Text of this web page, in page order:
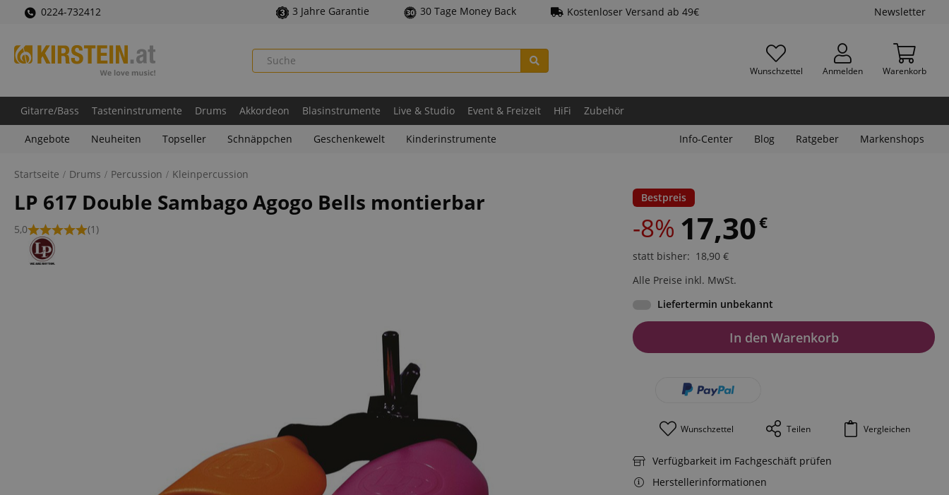
0224-732412 3 Jahre Garantie 30 Tage Money Back Kostenloser Versand ab 49€ Newsletter
Wunschzettel Anmelden Warenkorb
Gitarre/Bass Tasteninstrumente Drums Akkordeon Blasinstrumente Live & Studio Event & Freizeit HiFi Zubehör
Angebote Neuheiten Topseller Schnäppchen Geschenkewelt Kinderinstrumente Info-Center Blog Ratgeber Markenshops
Startseite Drums Percussion Kleinpercussion
LP 617 Double Sambago Agogo Bells montierbar
5,0 (1)
Bestpreis
-8% 17,30€
statt bisher: 18,90 €
Alle Preise inkl. MwSt.
Liefertermin unbekannt
In den Warenkorb
Wunschzettel Teilen Vergleichen
Verfügbarkeit im Fachgeschäft prüfen
Herstellerinformationen